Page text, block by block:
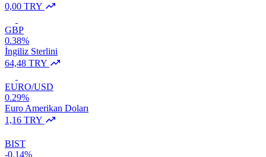
0,00 TRY
GBP
0.38%
İngiliz Sterlini
64,48 TRY
EURO/USD
0.29%
Euro Amerikan Doları
1,16 TRY
BIST
-0.14%